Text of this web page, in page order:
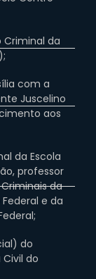
Criminal da
com a
Juscelino
aos
da Escola
professor
da
e da
do
do